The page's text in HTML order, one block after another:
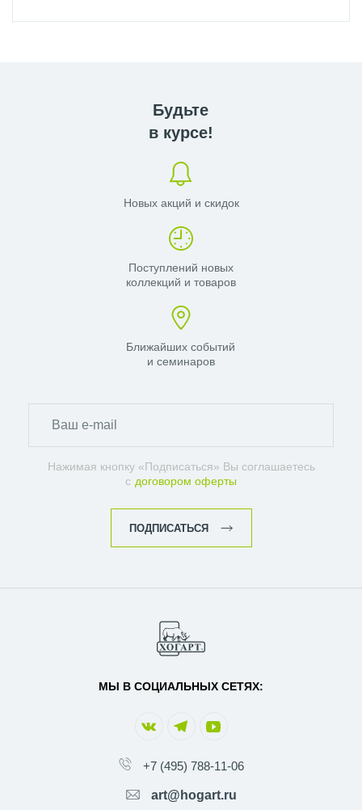
Будьте
в курсе!
Новых акций и скидок
Поступлений новых
коллекций и товаров
Ближайших событий
и семинаров
Нажимая кнопку «Подписаться» Вы соглашаетесь
с договором оферты
ПОДПИСАТЬСЯ
МЫ В СОЦИАЛЬНЫХ СЕТЯХ:
+7 (495) 788-11-06
art@hogart.ru